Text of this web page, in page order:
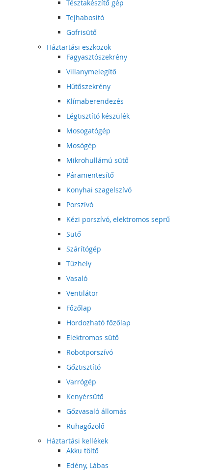
Tésztakészítő gép
Tejhabosító
Gofrisütő
Háztartási eszközök
Fagyasztószekrény
Villanymelegítő
Hűtőszekrény
Klímaberendezés
Légtisztító készülék
Mosogatógép
Mosógép
Mikrohullámú sütő
Páramentesítő
Konyhai szagelszívó
Porszívó
Kézi porszívó, elektromos seprű
Sütő
Szárítógép
Tűzhely
Vasaló
Ventilátor
Főzőlap
Hordozható főzőlap
Elektromos sütő
Robotporszívó
Gőztisztító
Varrógép
Kenyérsütő
Gőzvasaló állomás
Ruhagőzölő
Háztartási kellékek
Akku töltő
Edény, Lábas